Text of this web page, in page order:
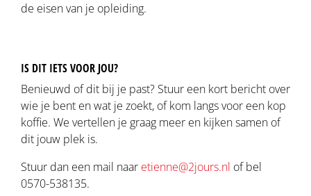
de eisen van je opleiding.
IS DIT IETS VOOR JOU?
Benieuwd of dit bij je past? Stuur een kort bericht over
wie je bent en wat je zoekt, of kom langs voor een kop
koffie. We vertellen je graag meer en kijken samen of
dit jouw plek is.
Stuur dan een mail naar etienne@2jours.nl of bel
0570-538135.